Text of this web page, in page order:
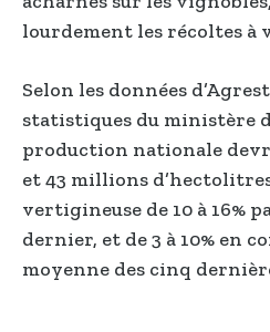
lourdement les récoltes à
Selon les données
statistiques du ministère
production nationale
et 43 millions
vertigineuse de 10 à 16%
dernier, et de 3 à 10% en
moyenne des cinq